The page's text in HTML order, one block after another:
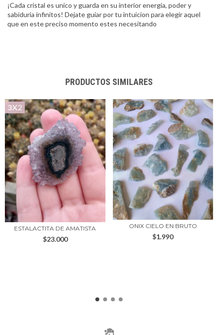
¡Cada cristal es unico y guarda en su interior energia, poder y
sabiduria infinitos! Dejate guiar por tu intuicion para elegir aquel
que en este preciso momento estes necesitando
PRODUCTOS SIMILARES
3X2
ESTALACTITA DE AMATISTA
$23.000
ONIX CIELO EN BRUTO
$1.990